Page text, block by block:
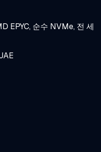
EPYC, 순수 NVMe, 전 세